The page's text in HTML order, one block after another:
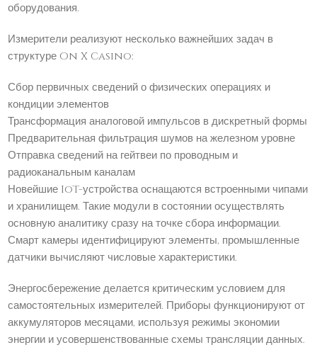
оборудования.
Измерители реализуют несколько важнейших задач в
структуре On X Casino:
Сбор первичных сведений о физических операциях и
кондиции элементов
Трансформация аналоговой импульсов в дискретный формы
Предварительная фильтрация шумов на железном уровне
Отправка сведений на гейтвеи по проводным и
радиоканальным каналам
Новейшие IoT-устройства оснащаются встроенными чипами
и хранилищем. Такие модули в состоянии осуществлять
основную аналитику сразу на точке сбора информации.
Смарт камеры идентифицируют элементы, промышленные
датчики вычисляют числовые характеристики.
Энергосбережение делается критическим условием для
самостоятельных измерителей. Приборы функционируют от
аккумуляторов месяцами, используя режимы экономии
энергии и усовершенствованные схемы трансляции данных.